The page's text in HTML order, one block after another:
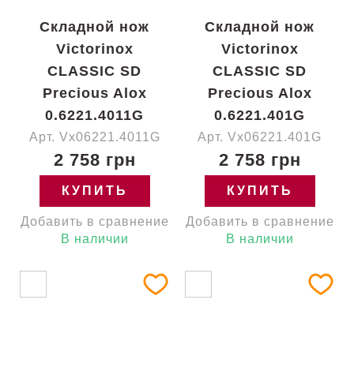
Складной нож
Victorinox
CLASSIC SD
Precious Alox
0.6221.4011G
Арт. Vx06221.4011G
2 758 грн
КУПИТЬ
Добавить в сравнение
В наличии
Складной нож
Victorinox
CLASSIC SD
Precious Alox
0.6221.401G
Арт. Vx06221.401G
2 758 грн
КУПИТЬ
Добавить в сравнение
В наличии